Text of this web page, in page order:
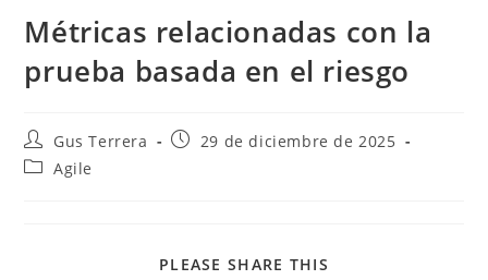
Métricas relacionadas con la
prueba basada en el riesgo
Gus Terrera
29 de diciembre de 2025
Agile
PLEASE SHARE THIS